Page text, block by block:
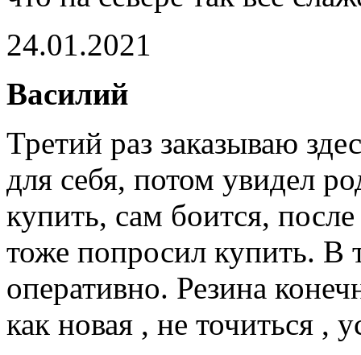
24.01.2021
Василий
Третий раз заказываю
для себя, потом увидел
купить, сам боится,
тоже попросил купить. В
оперативно. Резина
как новая , не точиться ,